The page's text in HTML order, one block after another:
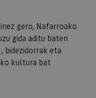
gero, Nafarroako
gida aditu baten
bidezidorrak eta
kultura bat